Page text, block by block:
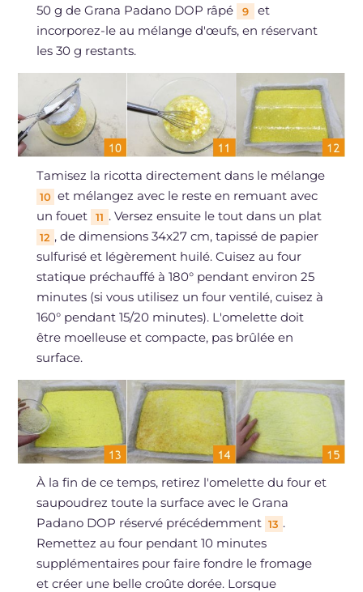
50 g de Grana Padano DOP râpé
9
et
incorporez-le au mélange d'œufs, en réservant
les 30 g restants.
Tamisez la ricotta directement dans le mélange
10 et mélangez avec le reste en remuant avec
un fouet
11 . Versez ensuite le tout dans un plat
12 , de dimensions 34x27 cm, tapissé de papier
sulfurisé et légèrement huilé. Cuisez au four
statique préchauffé à 180° pendant environ 25
minutes (si vous utilisez un four ventilé, cuisez à
160° pendant 15/20 minutes). L'omelette doit
être moelleuse et compacte, pas brûlée en
surface.
À la fin de ce temps, retirez l'omelette du four et
saupoudrez toute la surface avec le Grana
Padano DOP réservé précédemment 13 .
Remettez au four pendant 10 minutes
supplémentaires pour faire fondre le fromage
et créer une belle croûte dorée. Lorsque